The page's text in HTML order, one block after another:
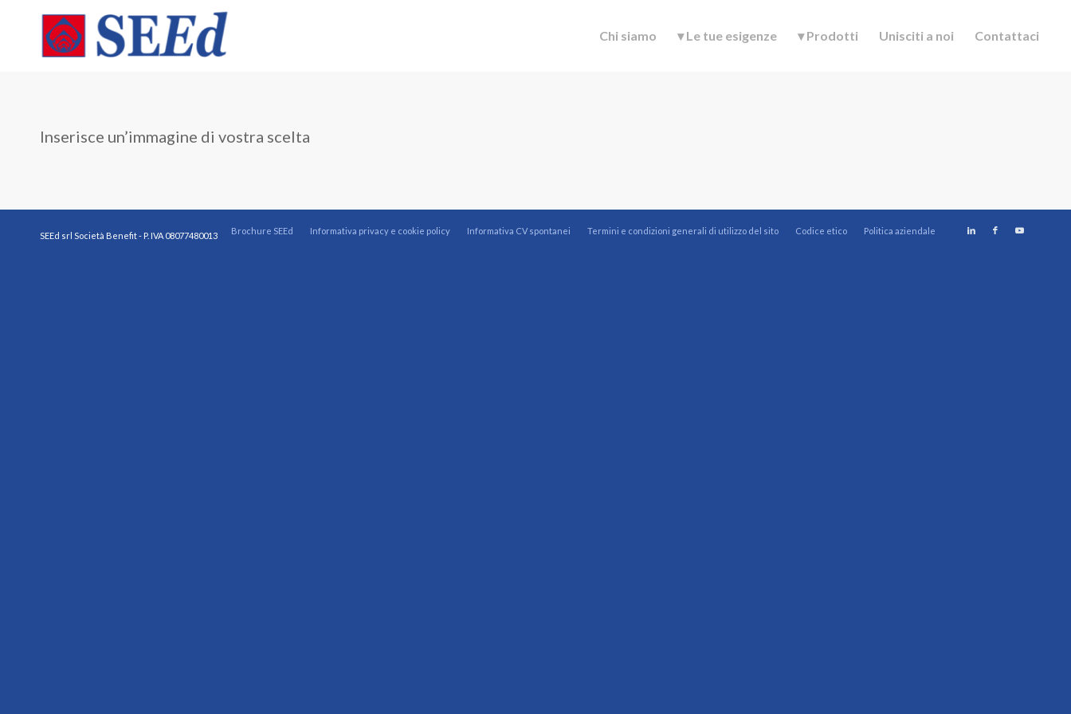
Chi siamo ▾ Le tue esigenze ▾ Prodotti Unisciti a noi Contattaci
Inserisce un’immagine di vostra scelta
SEEd srl Società Benefit - P. IVA 08077480013 Brochure SEEd Informativa privacy e cookie policy Informativa CV spontanei Termini e condizioni generali di utilizzo del sito Codice etico Politica aziendale